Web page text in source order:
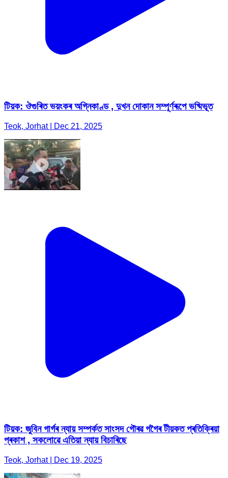
টিয়ক: ঔগুৰিত ভয়ংকৰ অগ্নিকাণ্ড , দুখন দোকান সম্পূৰ্ণৰূপে ভষ্মিভূত
Teok, Jorhat | Dec 21, 2025
টিয়ক: জুবিন গাৰ্গৰ ন্যায় সম্পৰ্কত সাংসদ গৌৰৱ গগৈৰ টীয়কত প্ৰতিক্ৰিয়া
প্ৰকাশ , সকলোৱে এতিয়া ন্যায় বিচাৰিছে
Teok, Jorhat | Dec 19, 2025